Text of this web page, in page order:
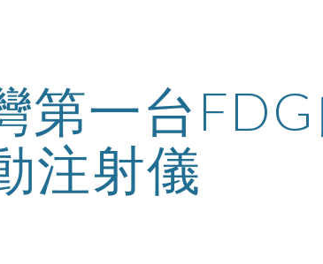
第一台FDG
注射儀